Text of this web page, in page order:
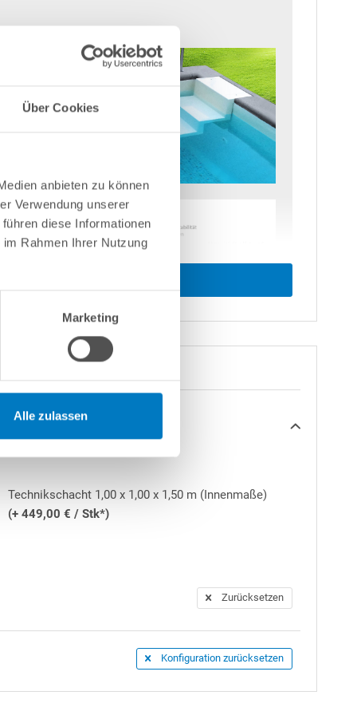
Über Cookies
anbieten zu können
Verwendung unserer
diese Informationen
Rahmen Ihrer Nutzung
Marketing
Alle zulassen
Technikschacht 1,00 x 1,00 x 1,50 m (Innenmaße)
(+ 449,00 € / Stk*)
Zurücksetzen
Konfiguration zurücksetzen